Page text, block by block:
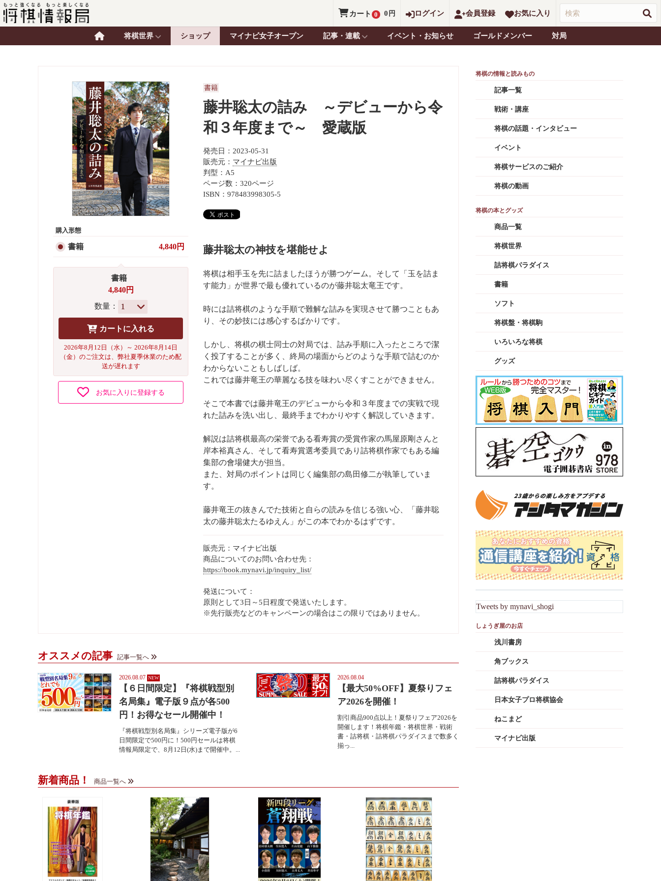
カート 0 0 円 ログイン 会員登録 お気に入り
将棋世界 ショップ マイナビ女子オープン 記事・連載 イベント・お知らせ ゴールドメンバー 対局
購入形態
書籍 4,840円
書籍
4,840円
数量：
2026年8月12日（水）～ 2026年8月14日
（金）のご注文は、弊社夏季休業のため配
送が遅れます
お気に入りに登録する
書籍
藤井聡太の詰み ～デビューから令
和３年度まで～ 愛蔵版
発売日：2023-05-31
販売元： マイナビ出版
判型：A5
ページ数：320ページ
ISBN：978483998305-5
藤井聡太の神技を堪能せよ
将棋は相手玉を先に詰ましたほうが勝つゲーム。そして「玉を詰ま
す能力」が世界で最も優れているのが藤井聡太竜王です。
時には詰将棋のような手順で難解な詰みを実現させて勝つこともあ
り、その妙技には感心するばかりです。
しかし、将棋の棋士同士の対局では、詰み手順に入ったところで潔
く投了することが多く、終局の場面からどのような手順で詰むのか
わからないこともしばしば。
これでは藤井竜王の華麗なる技を味わい尽くすことができません。
そこで本書では藤井竜王のデビューから令和３年度までの実戦で現
れた詰みを洗い出し、最終手までわかりやすく解説していきます。
解説は詰将棋最高の栄誉である看寿賞の受賞作家の馬屋原剛さんと
岸本裕真さん、そして看寿賞選考委員であり詰将棋作家でもある編
集部の會場健大が担当。
また、対局のポイントは同じく編集部の島田修二が執筆していま
す。
藤井竜王の抜きんでた技術と自らの読みを信じる強い心、「藤井聡
太の藤井聡太たるゆえん」がこの本でわかるはずです。
販売元：マイナビ出版
商品についてのお問い合わせ先：
https://book.mynavi.jp/inquiry_list/
発送について：
原則として3日～5日程度で発送いたします。
※先行販売などのキャンペーンの場合はこの限りではありません。
オススメの記事 記事一覧へ
2026.08.07
【６日間限定】『将棋戦型別
名局集』電子版９点が各500
円！お得なセール開催中！
『将棋戦型別名局集』シリーズ電子版が6
日間限定で500円に！500円セールは将棋
情報局限定で、8月12日(水)まで開催中。...
2026.08.04
【最大50%OFF】夏祭りフェ
ア2026を開催！
割引商品900点以上！夏祭りフェア2026を
開催します！将棋年鑑・将棋世界・戦術
書・詰将棋・詰将棋パラダイスまで数多く
揃っ...
新着商品！ 商品一覧へ
記事一覧
戦術・講座
将棋の話題・インタビュー
イベント
将棋サービスのご紹介
将棋の動画
商品一覧
将棋世界
詰将棋パラダイス
書籍
ソフト
将棋盤・将棋駒
いろいろな将棋
グッズ
Tweets by mynavi_shogi
浅川書房
角ブックス
詰将棋パラダイス
日本女子プロ将棋協会
ねこまど
マイナビ出版